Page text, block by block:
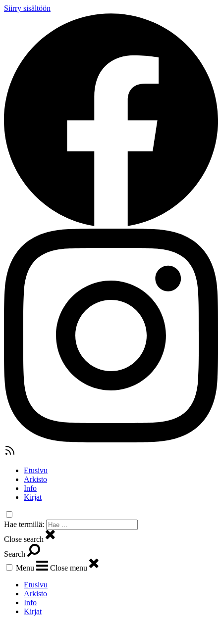
Siirry sisältöön
Etusivu
Arkisto
Info
Kirjat
Hae termillä:
Close search
Search
Menu
Close menu
Etusivu
Arkisto
Info
Kirjat